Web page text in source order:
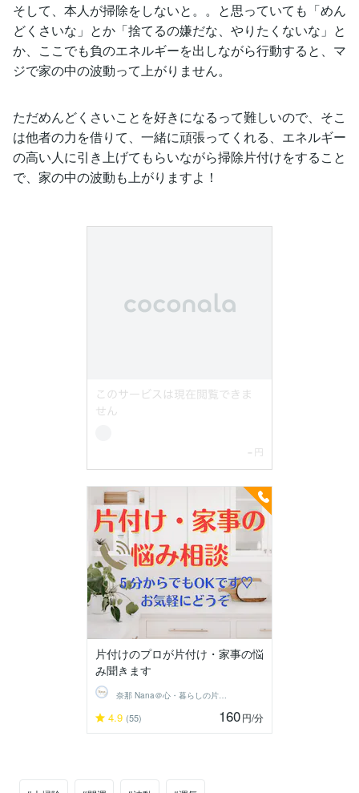
そして、本人が掃除をしないと。。と思っていても「めん
どくさいな」とか「捨てるの嫌だな、やりたくないな」と
か、ここでも負のエネルギーを出しながら行動すると、マ
ジで家の中の波動って上がりません。
ただめんどくさいことを好きになるって難しいので、そこ
は他者の力を借りて、一緒に頑張ってくれる、エネルギー
の高い人に引き上げてもらいながら掃除片付けをすること
で、家の中の波動も上がりますよ！
片付けのプロが片付け・家事の悩
み聞きます
4.9 (55) 160円/分